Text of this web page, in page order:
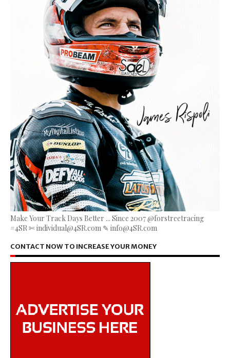
Make Your Track Days Better ... Since 2007 @forstreetracing
#4SR ✄ individual@4SR.com ✎ info@4SR.com
CONTACT NOW TO INCREASE YOUR MONEY